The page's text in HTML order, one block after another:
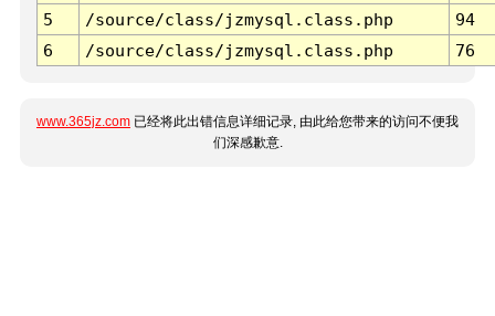
5
/source/class/jzmysql.class.php
94
6
/source/class/jzmysql.class.php 76
www.365jz.com 已经将此出错信息详细记录, 由此给您带来的访问不便我
们深感歉意.